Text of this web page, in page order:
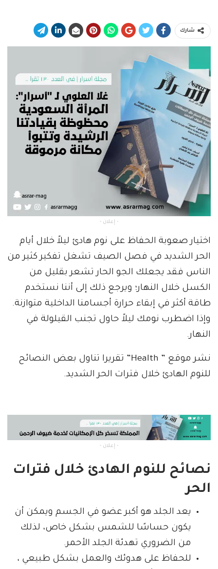
شارك
- إعلان -
اختيار صعوبة الحفاظ على نوم هادئ ليلاً خلال أيام
الحر الشديد في فصل الصيف تشغل تفكير كثير من
الناس فقد يجعلك الجو الحار تشعر بقليل من
الكسل خلال النهار؛ ويرجع ذلك إلى أننا نستخدم
طاقة أكثر في إبقاء حرارة أجسامنا الداخلية متوازنة.
وإذا اضطرب نومك ليلاً حاول تجنب القيلولة في
النهار.
نشر موقع ” Health” تقريرا تناول بعض النصائح
للنوم الهادئ خلال فترات الحر الشديد.
- إعلان -
نصائح للنوم الهادئ خلال فترات
الحر
يعد الجلد هو أكبر عضو في الجسم ويمكن أن
يكون حساسًا للشمس بشكل خاص، لذلك
من الضروري تهدئة الجلد الأحمر.
للحفاظ على هدوئك والعمل بشكل طبيعي ،